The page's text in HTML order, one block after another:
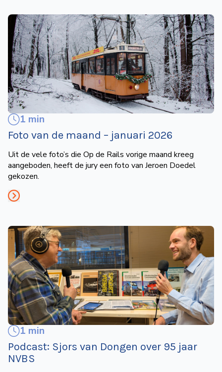
1 min
Foto van de maand – januari 2026
Uit de vele foto’s die Op de Rails vorige maand kreeg
aangeboden, heeft de jury een foto van Jeroen Doedel
gekozen.
1 min
Podcast: Sjors van Dongen over 95 jaar
NVBS